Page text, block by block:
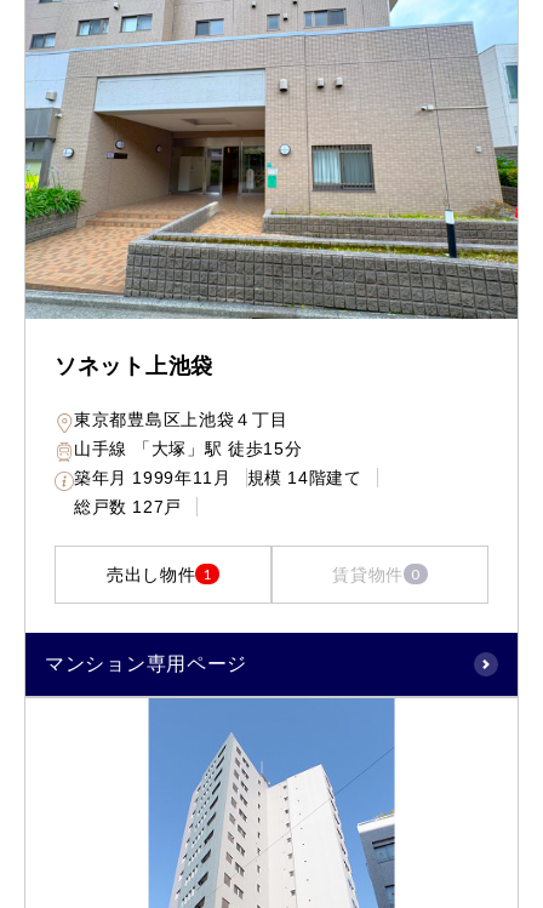
ソネット上池袋
東京都豊島区上池袋４丁目
山手線 「大塚」駅 徒歩15分
築年月 1999年11月 規模 14階建て
総戸数 127戸
売出し物件 1 賃貸物件 0
マンション専用ページ